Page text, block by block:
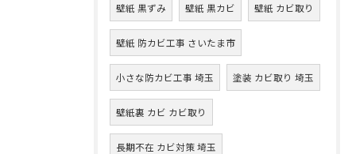
壁紙 黒ずみ 壁紙 黒カビ 壁紙 カビ取り
壁紙 防カビ工事 さいたま市
小さな防カビ工事 埼玉 塗装 カビ取り 埼玉
壁紙裏 カビ カビ取り
長期不在 カビ対策 埼玉